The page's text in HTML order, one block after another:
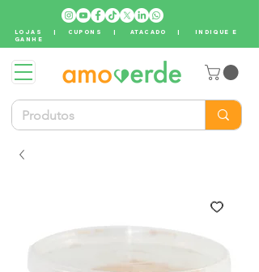
LOJAS | CUPONS |ATACADO | INDIQUE E
GANHE